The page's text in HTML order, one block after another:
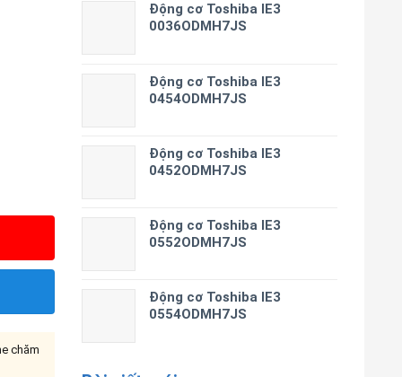
Động cơ Toshiba IE3
0036ODMH7JS
Động cơ Toshiba IE3
0454ODMH7JS
Động cơ Toshiba IE3
0452ODMH7JS
Động cơ Toshiba IE3
0552ODMH7JS
Động cơ Toshiba IE3
0554ODMH7JS
chăm